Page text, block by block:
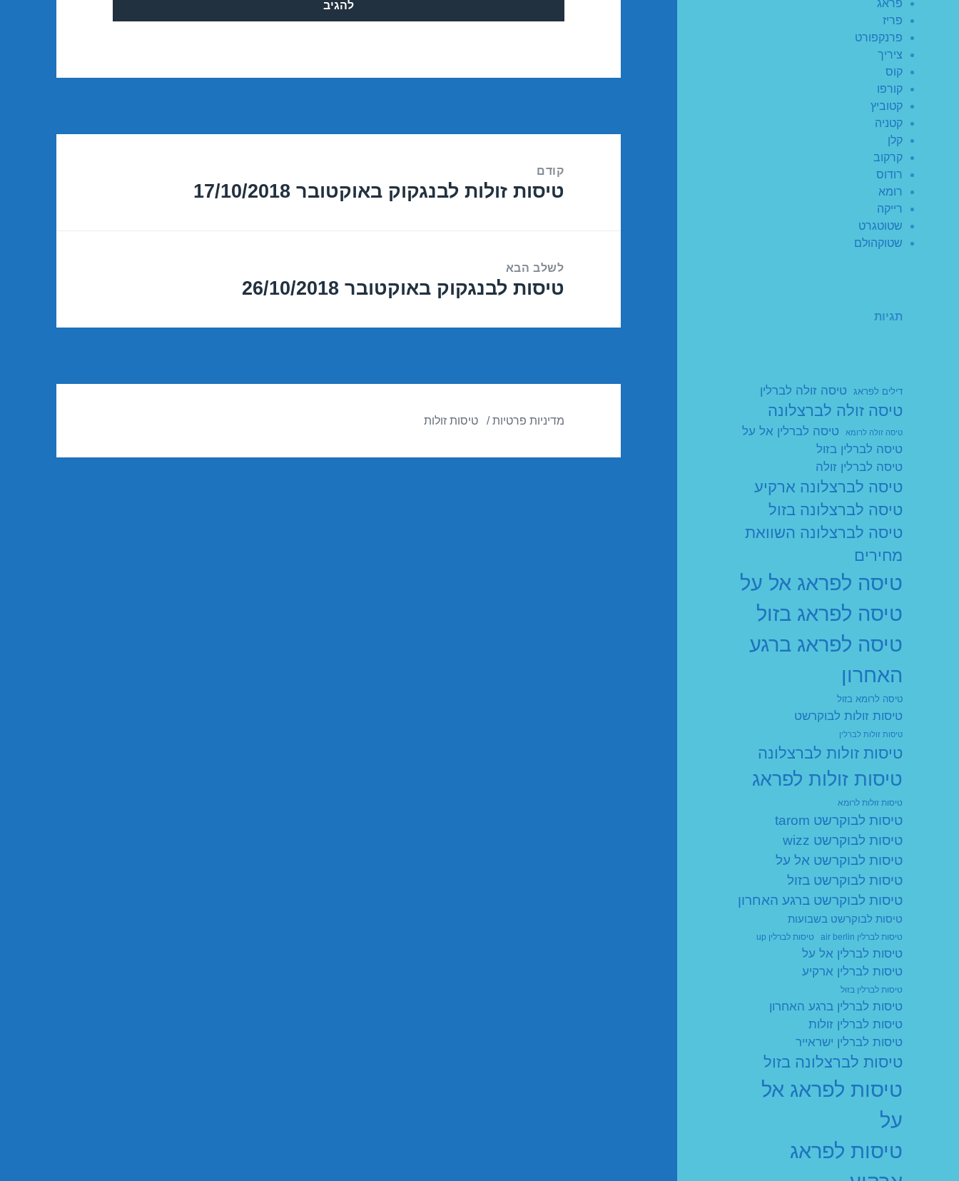
פראג
פריז
פרנקפורט
ציריך
קוס
קורפו
קטוביץ
קטניה
קלן
קרקוב
רודוס
רומא
רייקה
שטוטגרט
שטוקהולם
תגיות
דילים לפראג טיסה זולה לברלין
טיסה זולה לברצלונה
טיסה זולה לרומא
טיסה לברלין אל על
טיסה לברלין בזול
טיסה לברלין זולה
טיסה לברצלונה ארקיע
טיסה לברצלונה בזול
טיסה לברצלונה השוואת
מחירים
טיסה לפראג אל על
טיסה לפראג בזול
טיסה לפראג ברגע
האחרון
טיסה לרומא בזול
טיסות זולות לבוקרשט
טיסות זולות לברלין
טיסות זולות לברצלונה
טיסות זולות לפראג
טיסות זולות לרומא
טיסות לבוקרשט tarom
טיסות לבוקרשט wizz
טיסות לבוקרשט אל על
טיסות לבוקרשט בזול
טיסות לבוקרשט ברגע האחרון
טיסות לבוקרשט בשבועות
טיסות לברלין air berlin טיסות לברלין up
טיסות לברלין אל על
טיסות לברלין ארקיע
טיסות לברלין בזול
טיסות לברלין ברגע האחרון
טיסות לברלין זולות
טיסות לברלין ישראייר
טיסות לברצלונה בזול
טיסות לפראג אל
על
טיסות לפראג
קודם
הפוסט
טיסות זולות לבנגקוק באוקטובר 17/10/2018
לשלב הבא
הפוסט
טיסות לבנגקוק באוקטובר 26/10/2018
מדיניות פרטיות טיסות זולות